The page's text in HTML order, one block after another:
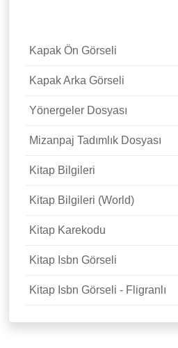
Kapak Ön Görseli
Kapak Arka Görseli
Yönergeler Dosyası
Mizanpaj Tadımlık Dosyası
Kitap Bilgileri
Kitap Bilgileri (World)
Kitap Karekodu
Kitap Isbn Görseli
Kitap Isbn Görseli - Fligranlı